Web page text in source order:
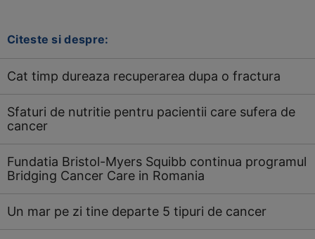
Citeste si despre:
Cat timp dureaza recuperarea dupa o fractura
Sfaturi de nutritie pentru pacientii care sufera de
cancer
Fundatia Bristol-Myers Squibb continua programul
Bridging Cancer Care in Romania
Un mar pe zi tine departe 5 tipuri de cancer